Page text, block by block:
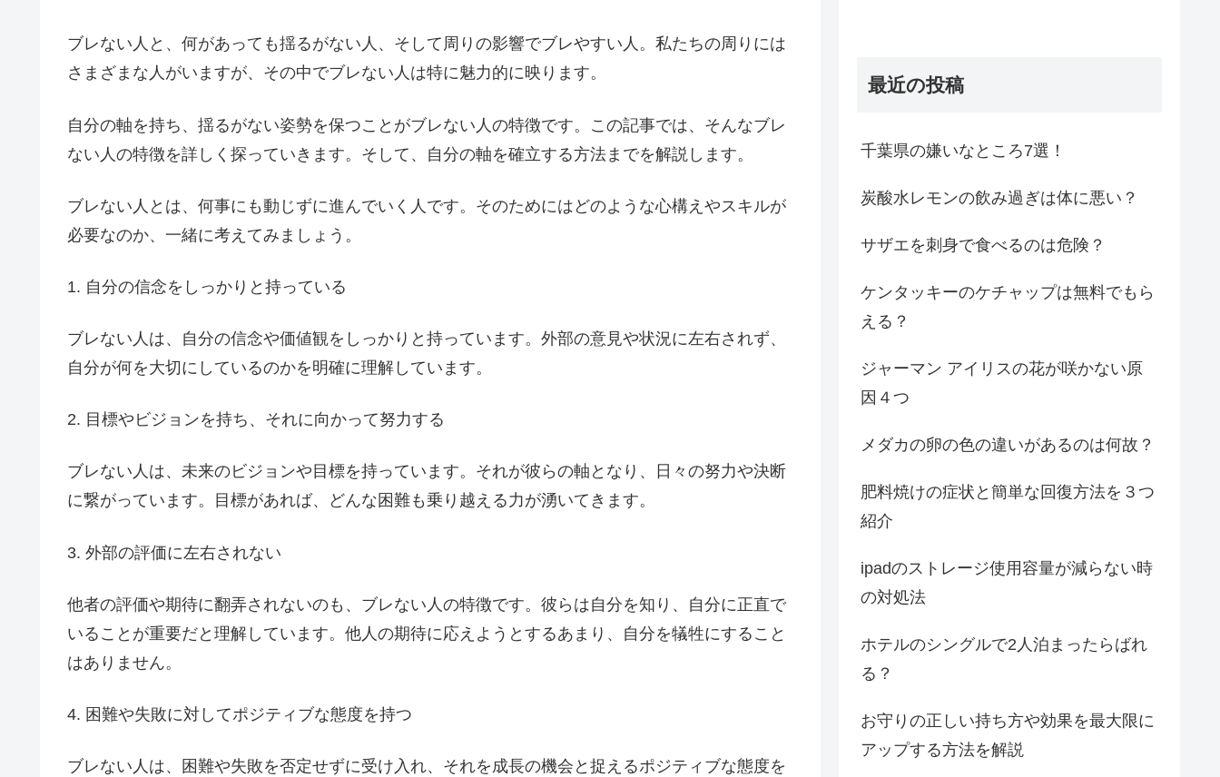
ブレない人と、何があっても揺るがない人、そして周りの影響でブレやすい人。私たちの周りには
さまざまな人がいますが、その中でブレない人は特に魅力的に映ります。
自分の軸を持ち、揺るがない姿勢を保つことがブレない人の特徴です。この記事では、そんなブレ
ない人の特徴を詳しく探っていきます。そして、自分の軸を確立する方法までを解説します。
ブレない人とは、何事にも動じずに進んでいく人です。そのためにはどのような心構えやスキルが
必要なのか、一緒に考えてみましょう。
1. 自分の信念をしっかりと持っている
ブレない人は、自分の信念や価値観をしっかりと持っています。外部の意見や状況に左右されず、
自分が何を大切にしているのかを明確に理解しています。
2. 目標やビジョンを持ち、それに向かって努力する
ブレない人は、未来のビジョンや目標を持っています。それが彼らの軸となり、日々の努力や決断
に繋がっています。目標があれば、どんな困難も乗り越える力が湧いてきます。
3. 外部の評価に左右されない
他者の評価や期待に翻弄されないのも、ブレない人の特徴です。彼らは自分を知り、自分に正直で
いることが重要だと理解しています。他人の期待に応えようとするあまり、自分を犠牲にすること
はありません。
4. 困難や失敗に対してポジティブな態度を持つ
ブレない人は、困難や失敗を否定せずに受け入れ、それを成長の機会と捉えるポジティブな態度を
最近の投稿
千葉県の嫌いなところ7選！
炭酸水レモンの飲み過ぎは体に悪い？
サザエを刺身で食べるのは危険？
ケンタッキーのケチャップは無料でもら
える？
ジャーマン アイリスの花が咲かない原
因４つ
メダカの卵の色の違いがあるのは何故？
肥料焼けの症状と簡単な回復方法を３つ
紹介
ipadのストレージ使用容量が減らない時
の対処法
ホテルのシングルで2人泊まったらばれ
る？
お守りの正しい持ち方や効果を最大限に
アップする方法を解説